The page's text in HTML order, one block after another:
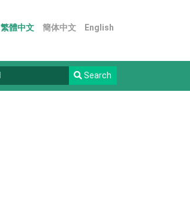
繁體中文 簡体中文 English
Search